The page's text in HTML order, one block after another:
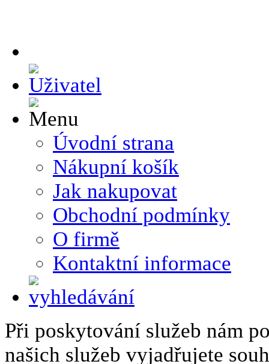
Úvodní strana
Nákupní košík
Jak nakupovat
Obchodní podmínky
O firmě
Kontaktní informace
Při poskytování služeb nám
našich služeb vyjadřujete